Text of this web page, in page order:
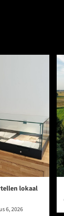
lokaal
6, 2026